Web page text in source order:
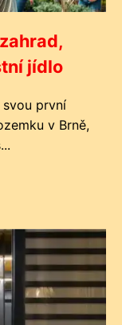
jídlo
první
v Brně,